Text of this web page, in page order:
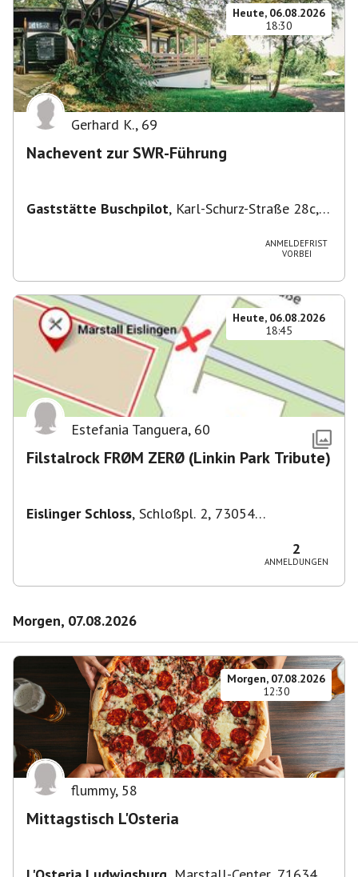
Heute, 06.08.2026
18:30
Gerhard K., 69
Nachevent zur SWR-Führung
Gaststätte Buschpilot, Karl-Schurz-Straße 28c,
ANMELDEFRIST
VORBEI
Heute, 06.08.2026
18:45
Estefania Tanguera, 60
Filstalrock FRØM ZERØ (Linkin Park Tribute)
Eislinger Schloss, Schloßpl. 2, 73054
2
ANMELDUNGEN
Morgen, 07.08.2026
Morgen, 07.08.2026
12:30
flummy, 58
Mittagstisch L'Osteria